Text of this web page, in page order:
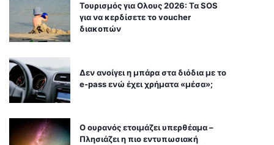
Τουρισμός για Ολους 2026: Τα SOS
για να κερδίσετε το voucher
διακοπών
Δεν ανοίγει η μπάρα στα διόδια με το
e-pass ενώ έχει χρήματα «μέσα»;
Ο ουρανός ετοιμάζει υπερθέαμα –
Πλησιάζει η πιο εντυπωσιακή